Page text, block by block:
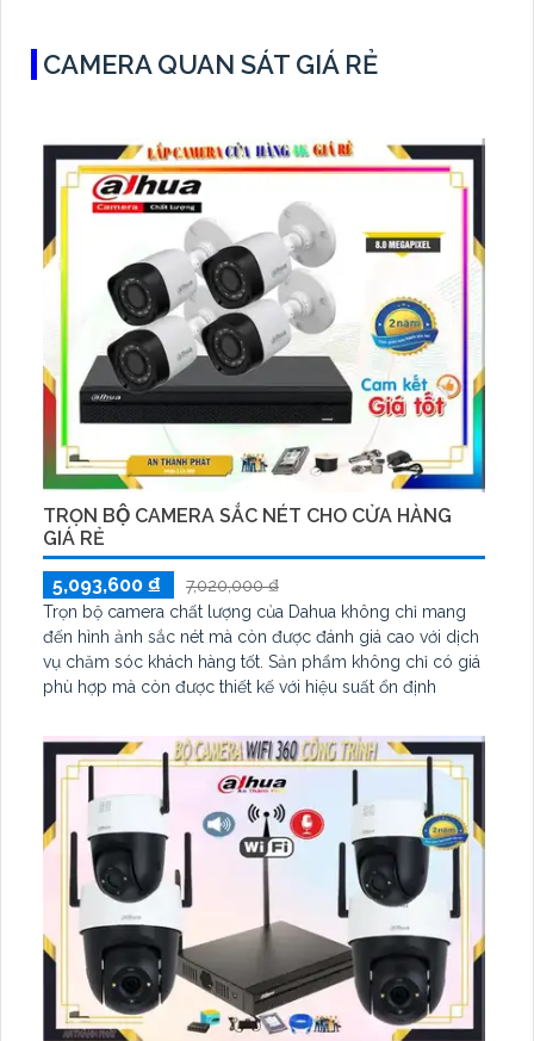
CAMERA QUAN SÁT GIÁ RẺ
TRỌN BỘ CAMERA SẮC NÉT CHO CỬA HÀNG
GIÁ RẺ
5,093,600 ₫
7,020,000 ₫
Trọn bộ camera chất lượng của Dahua không chỉ mang
đến hình ảnh sắc nét mà còn được đánh giá cao với dịch
vụ chăm sóc khách hàng tốt. Sản phẩm không chỉ có giá
phù hợp mà còn được thiết kế với hiệu suất ổn định